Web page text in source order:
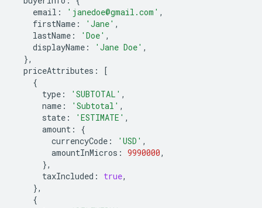
email : 'janedoe@gmail.com' ,
firstName : 'Jane' ,
lastName : 'Doe' ,
displayName : 'Jane Doe' ,
},
priceAttributes :
[
{
type : 'SUBTOTAL' ,
name : 'Subtotal' ,
state : 'ESTIMATE' ,
amount :
{
currencyCode : 'USD' ,
amountInMicros : 9990000,
},
taxIncluded : true,
},
{